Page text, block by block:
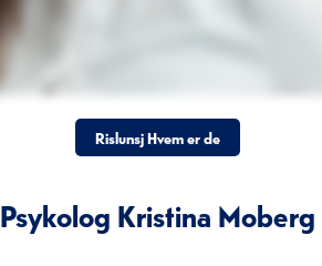
Rislunsj Hvem er de
Psykolog Kristina Moberg